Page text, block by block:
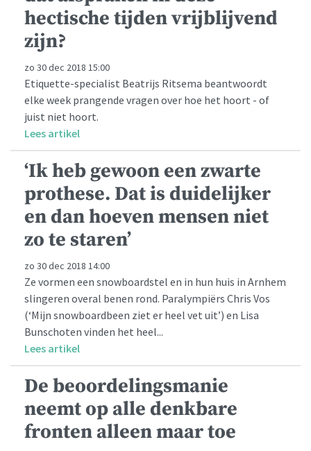
hectische tijden vrijblijvend
zijn?
zo 30 dec 2018 15:00
Etiquette-specialist Beatrijs Ritsema beantwoordt
elke week prangende vragen over hoe het hoort - of
juist niet hoort.
Lees artikel
‘Ik heb gewoon een zwarte
prothese. Dat is duidelijker
en dan hoeven mensen niet
zo te staren’
zo 30 dec 2018 14:00
Ze vormen een snowboardstel en in hun huis in Arnhem
slingeren overal benen rond. Paralympiërs Chris Vos
(‘Mijn snowboardbeen ziet er heel vet uit’) en Lisa
Bunschoten vinden het heel...
Lees artikel
De beoordelingsmanie
neemt op alle denkbare
fronten alleen maar toe